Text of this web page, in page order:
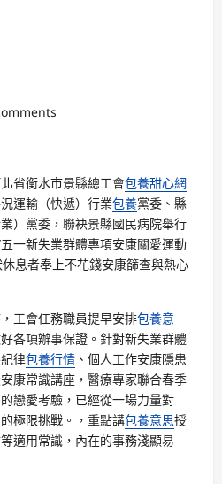
省衡水市景縣總工會包養甜心網
運輸（快遞）行業包養黨委、縣
）黨委，聯袂景縣國民病院舉行
五一新失業群體專項安康關愛運動
息者奉上不花錢安康篩查與熱心
工會任務職員提早安排包養意
各項辦事保證。針對新失業群體
律包養行情 、個人工作安康隱患
康常識講座，醫療專家聯合春季
戀愛考驗，已經從一場力量對
極限挑戰。，重點講包養意思授
適用常識，內在的事務淺顯易